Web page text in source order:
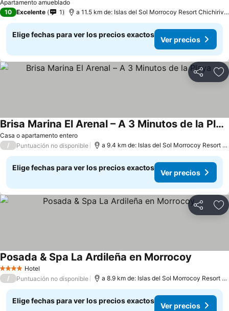
Apartamento amueblado
10 Excelente 1 a 11.5 km de: Islas del Sol Morrocoy Resort Chichiriviche
Elige fechas para ver los precios exactos
Ver precios
Compartir
Casa o apartamento entero
Brisa Marina El Arenal – A 3 Minutos de la Playa
/ Puntuación no disponible a 9.4 km de: Islas del Sol Morrocoy Resort Chichiriviche
Elige fechas para ver los precios exactos
Ver precios
Compartir
4 EstrellasHotel
Posada & Spa La Ardileña en Morrocoy
/ Puntuación no disponible a 8.9 km de: Islas del Sol Morrocoy Resort Chichiriviche
Elige fechas para ver los precios exactos
Ver precios